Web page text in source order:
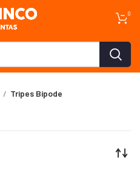
0
Tripes Bípode